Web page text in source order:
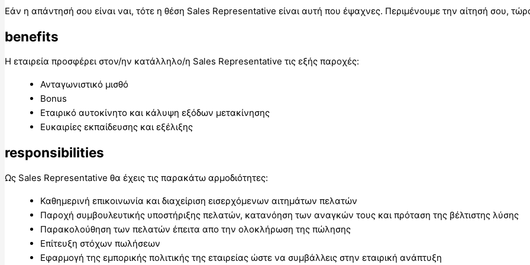
Εάν η απάντησή σου είναι ναι, τότε η θέση Sales Representative είναι αυτή που έψαχνες. Περιμένουμε την αίτησή σου,
benefits
Η εταιρεία προσφέρει στον/ην κατάλληλο/η Sales Representative τις εξής παροχές:
Ανταγωνιστικό μισθό
Bonus
Εταιρικό αυτοκίνητο και κάλυψη εξόδων μετακίνησης
Ευκαιρίες εκπαίδευσης και εξέλιξης
responsibilities
Ως Sales Representative θα έχεις τις παρακάτω αρμοδιότητες:
Καθημερινή επικοινωνία και διαχείριση εισερχόμενων αιτημάτων πελατών
Παροχή συμβουλευτικής υποστήριξης πελατών, κατανόηση των αναγκών τους και πρόταση της βέλτιστης λύσης
Παρακολούθηση των πελατών έπειτα απο την ολοκλήρωση της πώλησης
Επίτευξη στόχων πωλήσεων
Εφαρμογή της εμπορικής πολιτικής της εταιρείας ώστε να συμβάλλεις στην εταιρική ανάπτυξη